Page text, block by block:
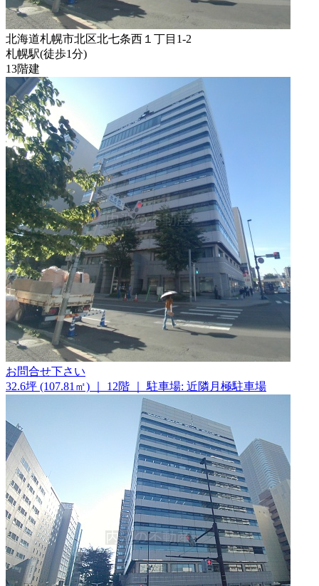
北海道札幌市北区北七条西１丁目1-2
札幌駅(徒歩1分)
13階建
お問合せ下さい
32.6坪 (107.81㎡)
12階 駐車場: 近隣月極駐車場